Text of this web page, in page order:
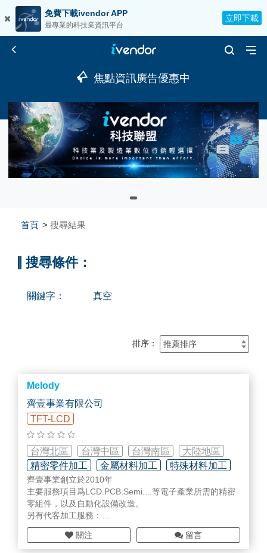
免費下載ivendor APP
最專業的科技業資訊平台
立即下載
焦點資訊廣告優惠中
首頁 搜尋結果
搜尋條件：
關鍵字： 真空
排序：
Melody
齊壹事業有限公司
TFT-LCD
台灣北區 台灣中區 台灣南區
大陸地區
精密零件加工
金屬材料加工 特殊材料加工
齊壹事業創立於2010年
主要服務項目爲LCD.PCB.Semi....等電子產業所需的精密
零組件，以及自動化設備改造。
另有代客加工服務：
應用 - LCD、SEMICON 用精密部品、真空腔體、航太組
件等精密加
關注 留言